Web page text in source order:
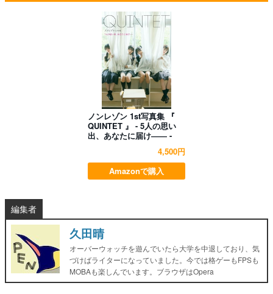
ノンレゾン 1st写真集 『
QUINTET 』 - 5人の思い
出、あなたに届け―― -
4,500円
Amazonで購入
編集者
久田晴
オーバーウォッチを遊んでいたら大学を中退しており、気
づけばライターになっていました。今では格ゲーもFPSも
MOBAも楽しんでいます。ブラウザはOpera